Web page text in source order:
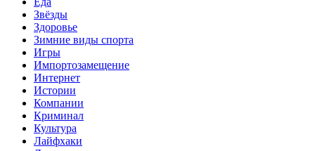
Звёзды
Здоровье
Зимние виды спорта
Игры
Импортозамещение
Интернет
Истории
Компании
Криминал
Культура
Лайфхаки